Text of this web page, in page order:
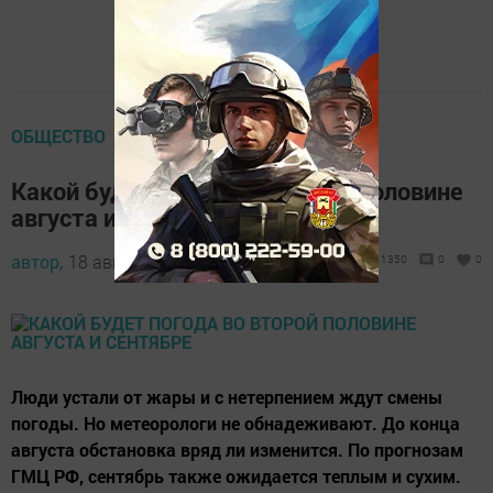
ОБЩЕСТВО
Какой будет погода во второй половине
августа и сентябре
автор, 18 августа 2016 - 10:18 1350 0 0
Люди устали от жары и с нетерпением ждут смены
погоды. Но метеорологи не обнадеживают. До конца
августа обстановка вряд ли изменится. По прогнозам
ГМЦ РФ, сентябрь также ожидается теплым и сухим.